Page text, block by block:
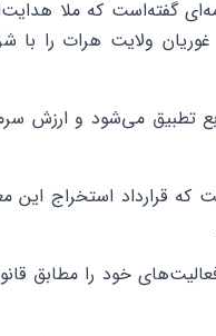
گفته‌است که ملا
ولایت هرات را
خود را مطابق